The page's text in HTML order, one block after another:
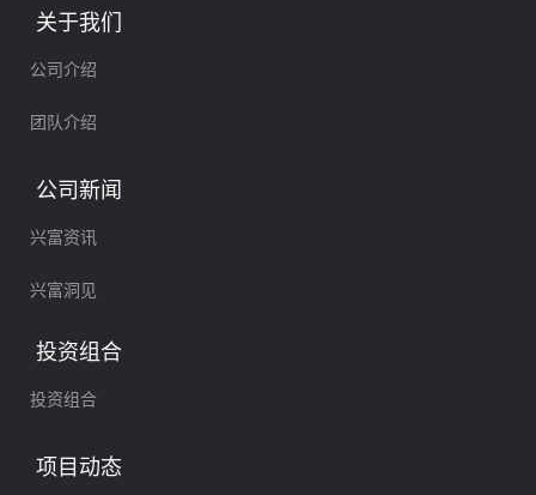
关于我们
公司介绍
团队介绍
公司新闻
兴富资讯
兴富洞见
投资组合
投资组合
项目动态